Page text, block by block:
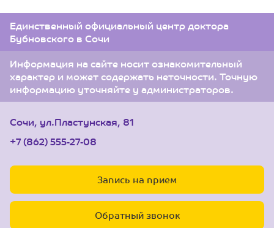
Единственный официальный центр доктора
Бубновского в Сочи
Информация на сайте носит ознакомительный
характер и может содержать неточности. Точную
информацию уточняйте у администраторов.
Сочи, ул.Пластунская, 81
+7 (862) 555-27-08
Запись на прием
Обратный звонок